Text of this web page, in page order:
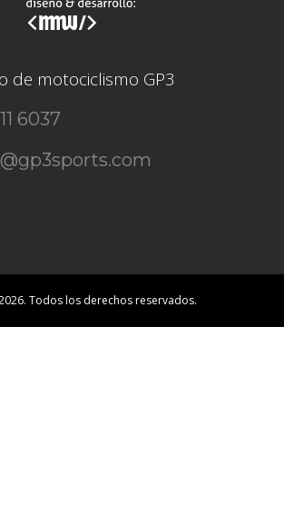
de motociclismo GP3
6037
Todos los derechos reservados.